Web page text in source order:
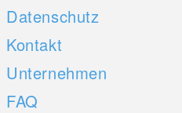
Datenschutz
Kontakt
Unternehmen
FAQ